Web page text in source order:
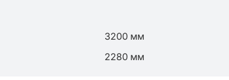
3200 мм
2280 мм